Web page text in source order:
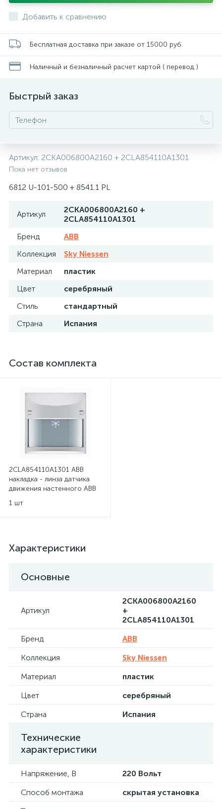
Добавить к сравнению
Бесплатная доставка при заказе от 15000 руб.
Наличный и безналичный расчет картой ( перевод )
Быстрый заказ
Артикул: 2CKA006800A2160 + 2CLA854110A1301
Пока нет отзывов
6812 U-101-500 + 8541.1 PL
Артикул
2CKA006800A2160 +
2CLA854110A1301
Бренд
ABB
Коллекция
Sky Niessen
Материал
пластик
Цвет
серебряный
Стиль
стандартный
Страна
Испания
Состав комплекта
2CLA854110A1301 ABB
накладка - линза датчика
движения настенного ABB
1 шт
Характеристики
Основные
Артикул
2CKA006800A2160
+
2CLA854110A1301
Бренд
ABB
Коллекция
Sky Niessen
Материал
пластик
Цвет
серебряный
Страна
Испания
Технические
характеристики
Напряжение, В
220 Вольт
Способ монтажа
скрытая установка